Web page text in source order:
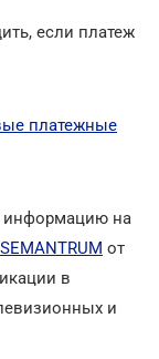
если платеж
платежные
информацию на
SEMANTRUM от
в
и